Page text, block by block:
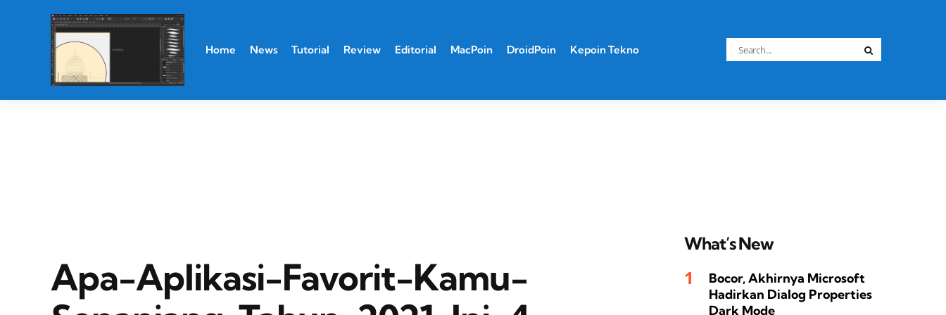
Home News Tutorial Review Editorial MacPoin DroidPoin Kepoin Tekno
Search
for:
Apa-Aplikasi-Favorit-Kamu-
What’s New
Bocor, Akhirnya Microsoft
Hadirkan Dialog Properties
Dark Mode